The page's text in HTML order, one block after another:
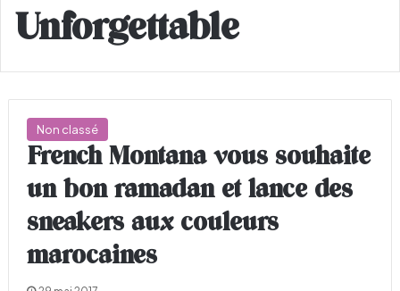
Unforgettable
Non classé
French Montana vous souhaite
un bon ramadan et lance des
sneakers aux couleurs
marocaines